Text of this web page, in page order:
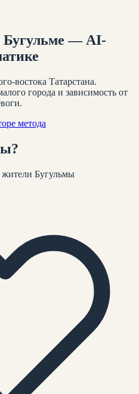
Бугульме — AI-
востока Татарстана.
города и зависимость от
метода
?
Бугульмы